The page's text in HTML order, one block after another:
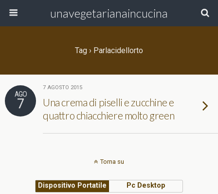
unavegetarianaincucina
Tag › Parlacidellorto
AGO
7
7 AGOSTO 2015
Una crema di piselli e zucchine e
quattro chiacchiere molto green
Torna su
Dispositivo Portatile Pc Desktop